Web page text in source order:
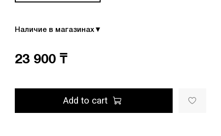
Наличие в магазинах ▼
23 900 ₸
Add to cart